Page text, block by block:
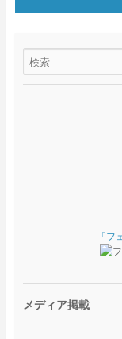
「
メディア掲載